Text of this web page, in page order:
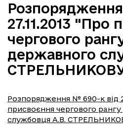
27.11.2013 "Про
чергового
державного
Розпорядження № 690-к від
присвоєння чергового
службовця A.B.